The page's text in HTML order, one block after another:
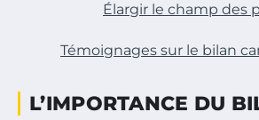
Élargir le champ des
Témoignages sur le bilan
L’IMPORTANCE DU